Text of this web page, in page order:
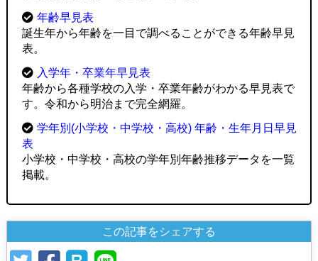
年齢早見表
誕生年から年齢を一目で調べることができる年齢早見
表。
入学年・卒業年早見表
年齢から各種学校の入学・卒業年齢がわかる早見表で
す。令和から明治まで完全網羅。
学年別(小学校・中学校・高校) 年齢・生年月日早見
表
小学校・中学校・高校の学年別年齢推移データを一覧
掲載。
この記事をシェアする